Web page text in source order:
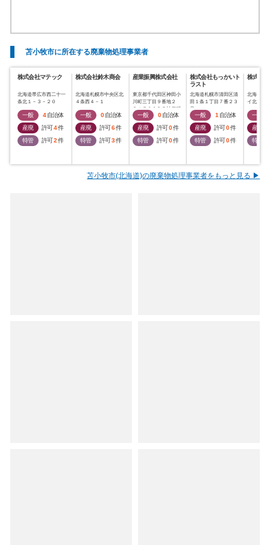
苫小牧市に所在する廃棄物処理事業者
株式会社マテック
北海道帯広市西二十一
条北１－３－２０
一般 4 自治体
産廃
許可4件
特管
許可2 件
株式会社鈴木商会
北海道札幌市中央区北
４条西４－１
一般 0 自治体
産廃
許可6件
特管
許可3件
産業振興株式会社
東京都千代田区神田小
川町三丁目９番地２
ＢＩＺＣＯＲＥ神保町
５階一般 0 自治体
産廃
許可0件
特管
許可0件
株式会社もっかいト
ラスト
北海道札幌市清田区清
田１条１丁目７番２３
号
一般 1 自治体
産廃
許可0件
特管
許可0件
株式会
北海道苫
イ北四丁
一般
産廃
特管
苫小牧市(北海道)の廃棄物処理事業者をもっと見る ▶